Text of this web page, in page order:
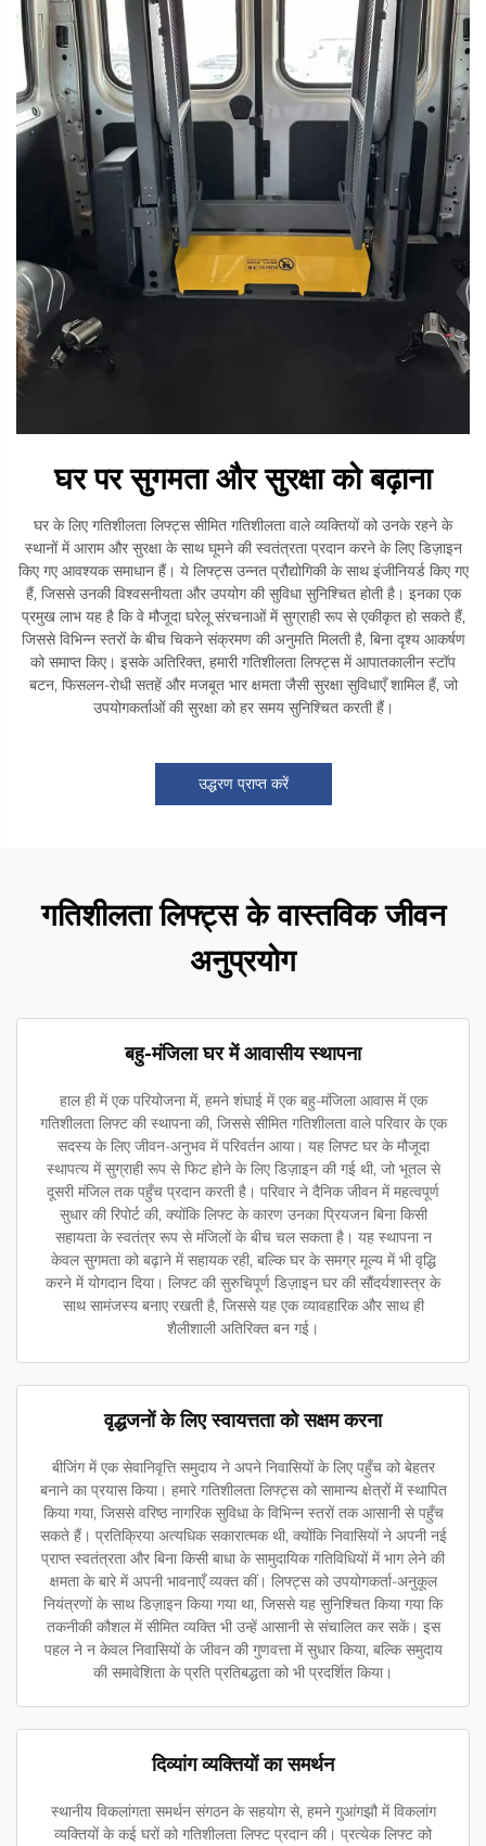
घर पर सुगमता और सुरक्षा को बढ़ाना
घर के लिए गतिशीलता लिफ्ट्स सीमित गतिशीलता वाले व्यक्तियों को उनके रहने के
स्थानों में आराम और सुरक्षा के साथ घूमने की स्वतंत्रता प्रदान करने के लिए डिज़ाइन
किए गए आवश्यक समाधान हैं। ये लिफ्ट्स उन्नत प्रौद्योगिकी के साथ इंजीनियर्ड किए गए
हैं, जिससे उनकी विश्वसनीयता और उपयोग की सुविधा सुनिश्चित होती है। इनका एक
प्रमुख लाभ यह है कि वे मौजूदा घरेलू संरचनाओं में सुग्राही रूप से एकीकृत हो सकते हैं,
जिससे विभिन्न स्तरों के बीच चिकने संक्रमण की अनुमति मिलती है, बिना दृश्य आकर्षण
को समाप्त किए। इसके अतिरिक्त, हमारी गतिशीलता लिफ्ट्स में आपातकालीन स्टॉप
बटन, फिसलन-रोधी सतहें और मजबूत भार क्षमता जैसी सुरक्षा सुविधाएँ शामिल हैं, जो
उपयोगकर्ताओं की सुरक्षा को हर समय सुनिश्चित करती हैं।
उद्धरण प्राप्त करें
गतिशीलता लिफ्ट्स के वास्तविक जीवन
अनुप्रयोग
बहु-मंजिला घर में आवासीय स्थापना
हाल ही में एक परियोजना में, हमने शंघाई में एक बहु-मंजिला आवास में एक
गतिशीलता लिफ्ट की स्थापना की, जिससे सीमित गतिशीलता वाले परिवार के एक
सदस्य के लिए जीवन-अनुभव में परिवर्तन आया। यह लिफ्ट घर के मौजूदा
स्थापत्य में सुग्राही रूप से फिट होने के लिए डिज़ाइन की गई थी, जो भूतल से
दूसरी मंजिल तक पहुँच प्रदान करती है। परिवार ने दैनिक जीवन में महत्वपूर्ण
सुधार की रिपोर्ट की, क्योंकि लिफ्ट के कारण उनका प्रियजन बिना किसी
सहायता के स्वतंत्र रूप से मंजिलों के बीच चल सकता है। यह स्थापना न
केवल सुगमता को बढ़ाने में सहायक रही, बल्कि घर के समग्र मूल्य में भी वृद्धि
करने में योगदान दिया। लिफ्ट की सुरुचिपूर्ण डिज़ाइन घर की सौंदर्यशास्त्र के
साथ सामंजस्य बनाए रखती है, जिससे यह एक व्यावहारिक और साथ ही
शैलीशाली अतिरिक्त बन गई।
वृद्धजनों के लिए स्वायत्तता को सक्षम करना
बीजिंग में एक सेवानिवृत्ति समुदाय ने अपने निवासियों के लिए पहुँच को बेहतर
बनाने का प्रयास किया। हमारे गतिशीलता लिफ्ट्स को सामान्य क्षेत्रों में स्थापित
किया गया, जिससे वरिष्ठ नागरिक सुविधा के विभिन्न स्तरों तक आसानी से पहुँच
सकते हैं। प्रतिक्रिया अत्यधिक सकारात्मक थी, क्योंकि निवासियों ने अपनी नई
प्राप्त स्वतंत्रता और बिना किसी बाधा के सामुदायिक गतिविधियों में भाग लेने की
क्षमता के बारे में अपनी भावनाएँ व्यक्त कीं। लिफ्ट्स को उपयोगकर्ता-अनुकूल
नियंत्रणों के साथ डिज़ाइन किया गया था, जिससे यह सुनिश्चित किया गया कि
तकनीकी कौशल में सीमित व्यक्ति भी उन्हें आसानी से संचालित कर सकें। इस
पहल ने न केवल निवासियों के जीवन की गुणवत्ता में सुधार किया, बल्कि समुदाय
की समावेशिता के प्रति प्रतिबद्धता को भी प्रदर्शित किया।
दिव्यांग व्यक्तियों का समर्थन
स्थानीय विकलांगता समर्थन संगठन के सहयोग से, हमने गुआंगझौ में विकलांग
व्यक्तियों के कई घरों को गतिशीलता लिफ्ट प्रदान की। प्रत्येक लिफ्ट को